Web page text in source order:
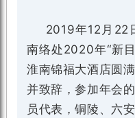
2019年12月22
南络处2020年“新
淮南锦福大酒店圆
并致辞，参加年会
员代表，铜陵、六